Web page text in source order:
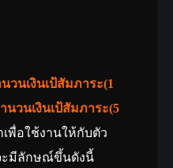
ำนวนเงินที่มีของเป้
ถึง 5 แสนล้านสลึง
งินเป้สัมภาระ(5 แสน
กิจกรรม)
จำนวนเงินที่มีของเป้
วนเงินเป้สัมภาระ(1
วนเงินเป้สัมภาระ(5
พื่อใช้งานให้กับตัว
ะมีลักษณ์ขึ้นดังนี้